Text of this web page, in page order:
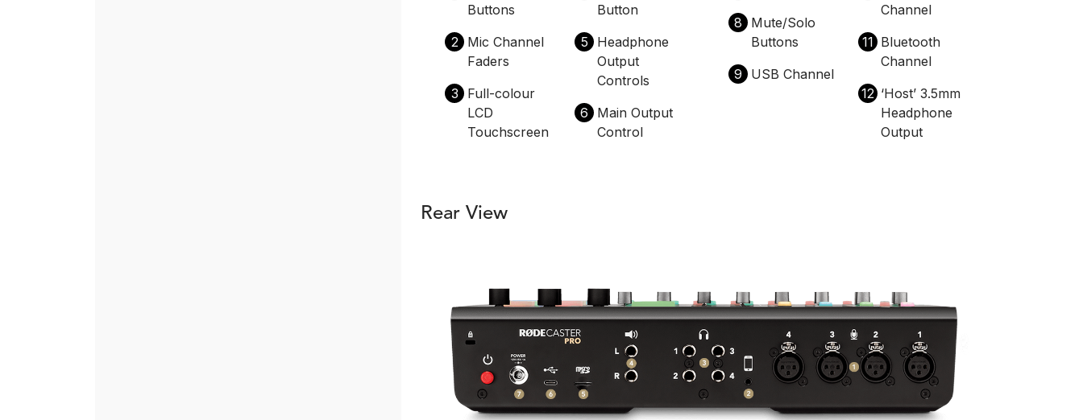
Buttons
2
Mic Channel
Faders
3
Full-colour
LCD
Touchscreen
Button
5
Headphone
Output
Controls
6
Main Output
Control
8
Mute/Solo
Buttons
9
USB Channel
Channel
11 Bluetooth
Channel
12 ‘Host’ 3.5mm
Headphone
Output
Rear View